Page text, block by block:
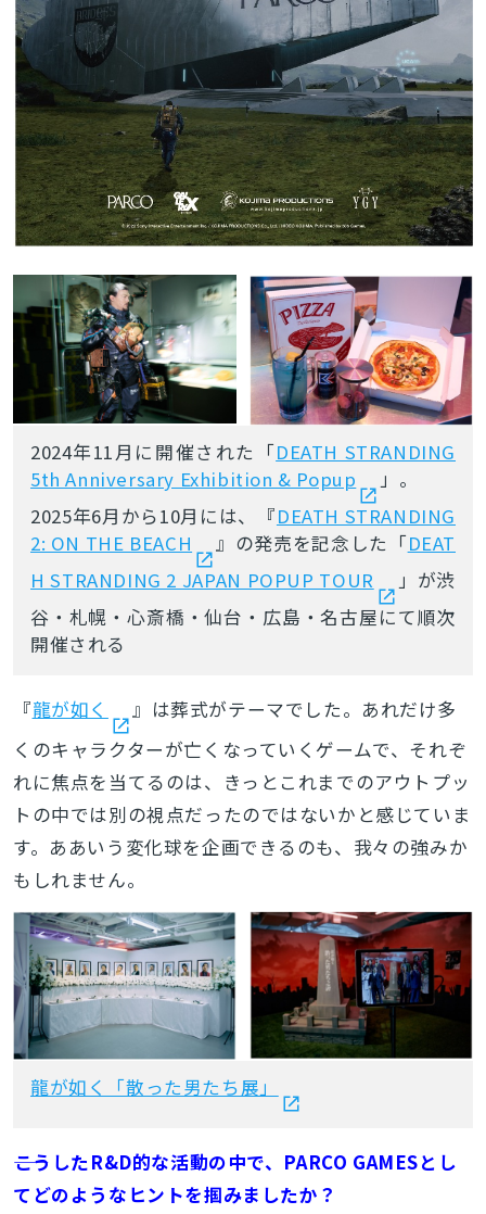
2024年11月に開催された「DEATH STRANDING
5th Anniversary Exhibition & Popup
」。
2025年6月から10月には、『DEATH STRANDING
2: ON THE BEACH
』の発売を記念した「DEAT
H STRANDING 2 JAPAN POPUP TOUR
」が渋
谷・札幌・心斎橋・仙台・広島・名古屋にて順次
開催される
『龍が如く
』は葬式がテーマでした。あれだけ多
くのキャラクターが亡くなっていくゲームで、それぞ
れに焦点を当てるのは、きっとこれまでのアウトプッ
トの中では別の視点だったのではないかと感じていま
す。ああいう変化球を企画できるのも、我々の強みか
もしれません。
龍が如く「散った男たち展」
――こうしたR&D的な活動の中で、PARCO GAMESとし
てどのようなヒントを掴みましたか？